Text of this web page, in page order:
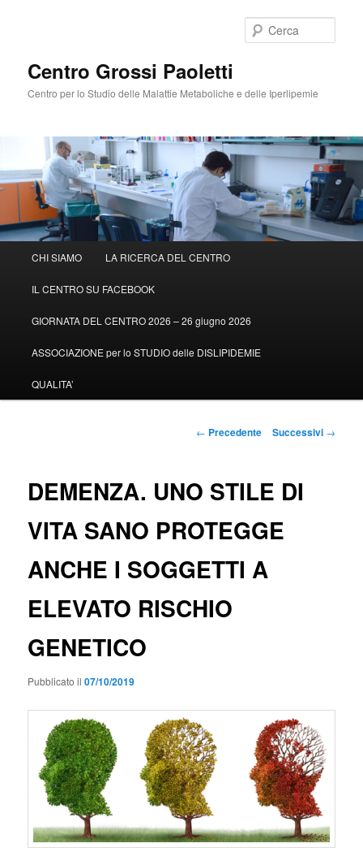
Centro Grossi Paoletti
Centro per lo Studio delle Malattie Metaboliche e delle Iperlipemie
principale
Vai
al
contenuto
CHI SIAMO LA RICERCA DEL CENTRO
IL CENTRO SU FACEBOOK
GIORNATA DEL CENTRO 2026 – 26 giugno 2026
ASSOCIAZIONE per lo STUDIO delle DISLIPIDEMIE
QUALITA’
Navigazione
← Precedente Successivi →
DEMENZA. UNO STILE DI
VITA SANO PROTEGGE
ANCHE I SOGGETTI A
ELEVATO RISCHIO
GENETICO
Pubblicato il07/10/2019